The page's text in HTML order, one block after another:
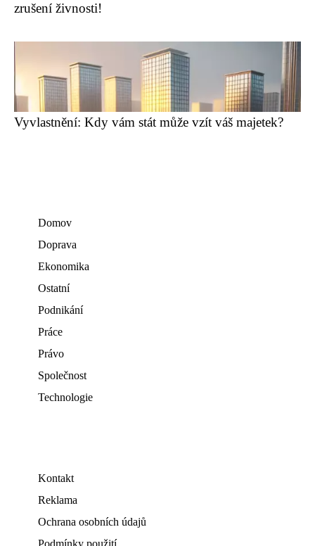
zrušení živnosti!
Vyvlastnění: Kdy vám stát může vzít váš majetek?
Domov
Doprava
Ekonomika
Ostatní
Podnikání
Práce
Právo
Společnost
Technologie
Kontakt
Reklama
Ochrana osobních údajů
Podmínky použití